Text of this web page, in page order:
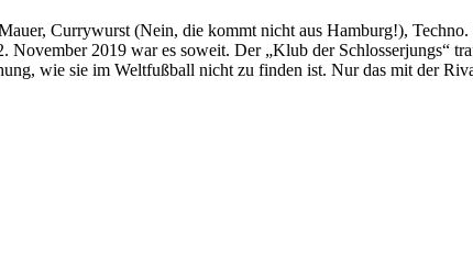
Currywurst (Nein, die kommt nicht aus Hamburg!),
2019 war es soweit. Der „Klub der Schlosserjungs“
wie sie im Weltfußball nicht zu finden ist. Nur das mit der